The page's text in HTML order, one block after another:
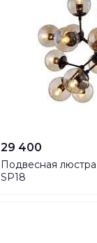
29 400
Подвесная
SP18